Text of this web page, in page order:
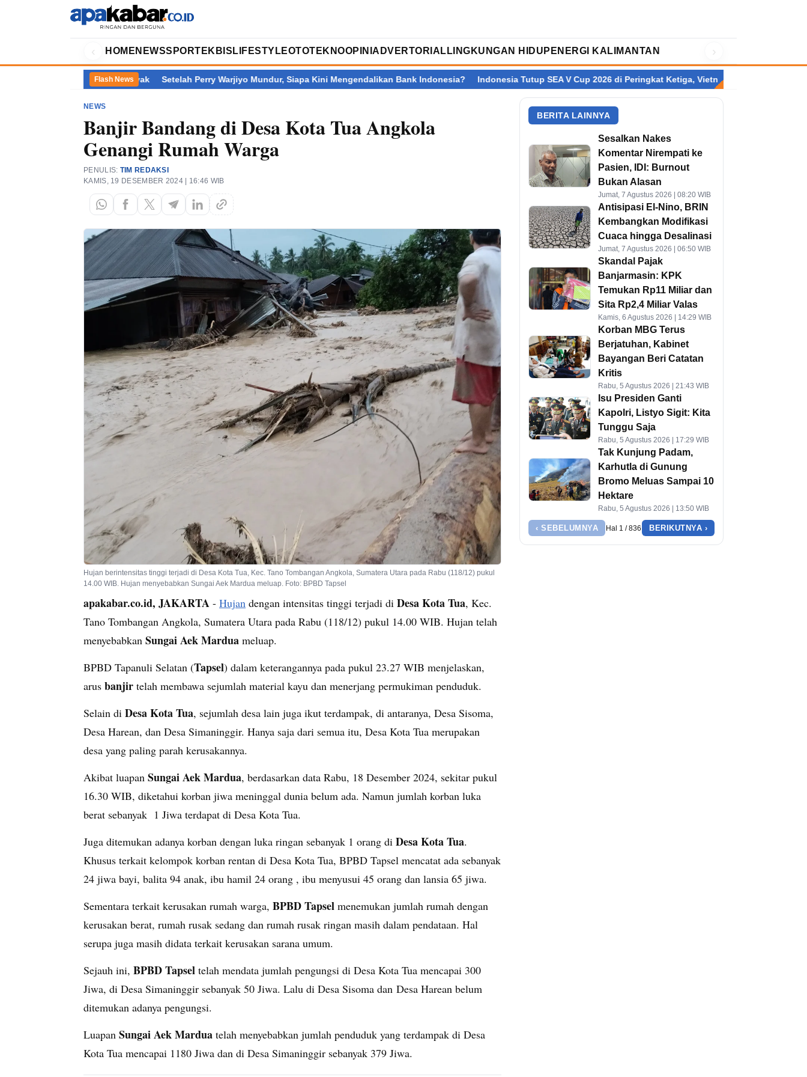
‹ HOME NEWSSPORT EKBIS LIFESTYLEOTOTEKNOOPINI ADVERTORIAL LINGKUNGAN HIDUP ENERGI KALIMANTAN ›
Flash News
Kalimantan Terbanyak Setelah Perry Warjiyo Mundur, Siapa Kini Mengendalikan Bank Indonesia? Indonesia Tutup SEA V Cup 2026 di Peringkat Ketiga, Vietnam Sabet Gelar Juara
NEWS
Banjir Bandang di Desa Kota Tua Angkola
Genangi Rumah Warga
PENULIS: TIM REDAKSI
KAMIS, 19 DESEMBER 2024 | 16:46 WIB
Hujan berintensitas tinggi terjadi di Desa Kota Tua, Kec. Tano Tombangan Angkola, Sumatera Utara pada Rabu (118/12) pukul
14.00 WIB. Hujan menyebabkan Sungai Aek Mardua meluap. Foto: BPBD Tapsel
apakabar.co.id, JAKARTA - Hujan dengan intensitas tinggi terjadi di Desa Kota Tua, Kec.
Tano Tombangan Angkola, Sumatera Utara pada Rabu (118/12) pukul 14.00 WIB. Hujan telah
menyebabkan Sungai Aek Mardua meluap.
BPBD Tapanuli Selatan (Tapsel) dalam keterangannya pada pukul 23.27 WIB menjelaskan,
arus banjir telah membawa sejumlah material kayu dan menerjang permukiman penduduk.
Selain di Desa Kota Tua, sejumlah desa lain juga ikut terdampak, di antaranya, Desa Sisoma,
Desa Harean, dan Desa Simaninggir. Hanya saja dari semua itu, Desa Kota Tua merupakan
desa yang paling parah kerusakannya.
Akibat luapan Sungai Aek Mardua, berdasarkan data Rabu, 18 Desember 2024, sekitar pukul
16.30 WIB, diketahui korban jiwa meninggal dunia belum ada. Namun jumlah korban luka
berat sebanyak 1 Jiwa terdapat di Desa Kota Tua.
Juga ditemukan adanya korban dengan luka ringan sebanyak 1 orang di Desa Kota Tua.
Khusus terkait kelompok korban rentan di Desa Kota Tua, BPBD Tapsel mencatat ada sebanyak
24 jiwa bayi, balita 94 anak, ibu hamil 24 orang , ibu menyusui 45 orang dan lansia 65 jiwa.
Sementara terkait kerusakan rumah warga, BPBD Tapsel menemukan jumlah rumah dengan
kerusakan berat, rumah rusak sedang dan rumah rusak ringan masih dalam pendataan. Hal
serupa juga masih didata terkait kerusakan sarana umum.
Sejauh ini, BPBD Tapsel telah mendata jumlah pengungsi di Desa Kota Tua mencapai 300
Jiwa, di Desa Simaninggir sebanyak 50 Jiwa. Lalu di Desa Sisoma dan Desa Harean belum
ditemukan adanya pengungsi.
Luapan Sungai Aek Mardua telah menyebabkan jumlah penduduk yang terdampak di Desa
Kota Tua mencapai 1180 Jiwa dan di Desa Simaninggir sebanyak 379 Jiwa.
BERITA LAINNYA
Sesalkan Nakes
Komentar Nirempati ke
Pasien, IDI: Burnout
Bukan Alasan
Jumat, 7 Agustus 2026 | 08:20 WIB
Antisipasi El-Nino, BRIN
Kembangkan Modifikasi
Cuaca hingga Desalinasi
Jumat, 7 Agustus 2026 | 06:50 WIB
Skandal Pajak
Banjarmasin: KPK
Temukan Rp11 Miliar dan
Sita Rp2,4 Miliar Valas
Kamis, 6 Agustus 2026 | 14:29 WIB
Korban MBG Terus
Berjatuhan, Kabinet
Bayangan Beri Catatan
Kritis
Rabu, 5 Agustus 2026 | 21:43 WIB
Isu Presiden Ganti
Kapolri, Listyo Sigit: Kita
Tunggu Saja
Rabu, 5 Agustus 2026 | 17:29 WIB
Tak Kunjung Padam,
Karhutla di Gunung
Bromo Meluas Sampai 10
Hektare
Rabu, 5 Agustus 2026 | 13:50 WIB
‹ SEBELUMNYA Hal 1 / 836 BERIKUTNYA ›